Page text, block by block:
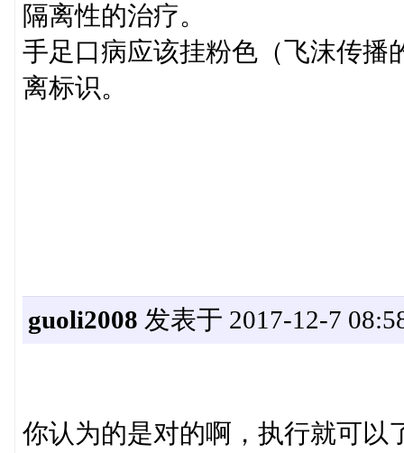
隔离性的治疗。
手足口病应该挂粉色（飞沫传播
离标识。
guoli2008 发表于 2017-12-7
你认为的是对的啊，执行就可以